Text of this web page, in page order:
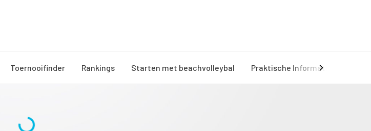
Toernooifinder Rankings Starten met beachvolleybal Praktische Informatie